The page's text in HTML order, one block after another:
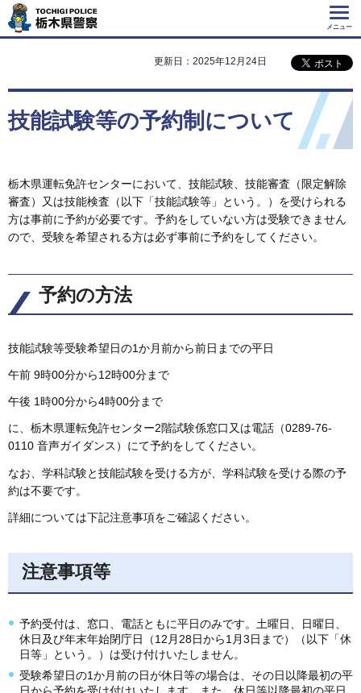
Tochigi Police 栃
木県警察
メニュー
更新日：2025年12月24日
技能試験等の予約制について
栃木県運転免許センターにおいて、技能試験、技能審査（限定解除
審査）又は技能検査（以下「技能試験等」という。）を受けられる
方は事前に予約が必要です。予約をしていない方は受験できません
ので、受験を希望される方は必ず事前に予約をしてください。
予約の方法
技能試験等受験希望日の1か月前から前日までの平日
午前 9時00分から12時00分まで
午後 1時00分から4時00分まで
に、栃木県運転免許センター2階試験係窓口又は電話（0289-76-
0110 音声ガイダンス）にて予約をしてください。
なお、学科試験と技能試験を受ける方が、学科試験を受ける際の予
約は不要です。
詳細については下記注意事項をご確認ください。
注意事項等
予約受付は、窓口、電話ともに平日のみです。土曜日、日曜日、
休日及び年末年始閉庁日（12月28日から1月3日まで）（以下「休
日等」という。）は受け付けいたしません。
受験希望日の1か月前の日が休日等の場合は、その日以降最初の平